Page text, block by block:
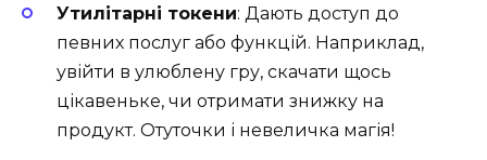
Утилітарні токени: Дають доступ до
певних послуг або функцій. Наприклад,
увійти в улюблену гру, скачати щось
цікавеньке, чи отримати знижку на
продукт. Отуточки і невеличка магія!